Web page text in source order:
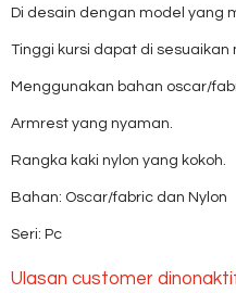
Di desain dengan model yang
Tinggi kursi dapat di
Menggunakan bahan oscar/
Armrest yang nyaman.
Rangka kaki nylon yang kokoh.
Bahan: Oscar/fabric dan Nylon
Seri: Pc
Ulasan customer